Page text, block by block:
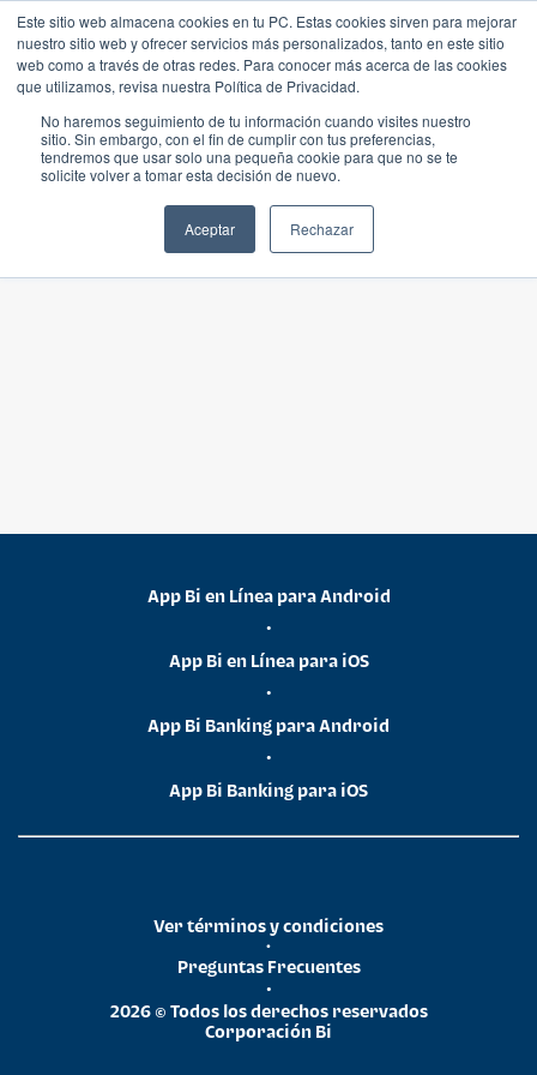
Este sitio web almacena cookies en tu PC. Estas cookies sirven para mejorar
nuestro sitio web y ofrecer servicios más personalizados, tanto en este sitio
web como a través de otras redes. Para conocer más acerca de las cookies
que utilizamos, revisa nuestra Política de Privacidad.
No haremos seguimiento de tu información cuando visites nuestro
sitio. Sin embargo, con el fin de cumplir con tus preferencias,
tendremos que usar solo una pequeña cookie para que no se te
solicite volver a tomar esta decisión de nuevo.
Aceptar Rechazar
App Bi en Línea para Android
•
App Bi en Línea para iOS
•
App Bi Banking para Android
•
App Bi Banking para iOS
2026 © Todos los derechos reservados
Corporación Bi
•
Preguntas Frecuentes
•
Ver términos y condiciones